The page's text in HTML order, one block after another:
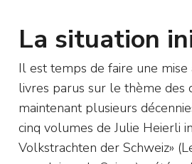
La situation
Il est temps de faire une mise
livres parus sur le thème des
maintenant plusieurs
cinq volumes de Julie Heierli
Volkstrachten der Schweiz»